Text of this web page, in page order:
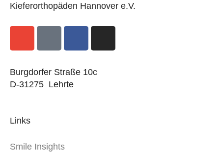
Kieferorthopäden Hannover e.V.
Burgdorfer Straße 10c
D-31275 Lehrte
Links
Smile Insights